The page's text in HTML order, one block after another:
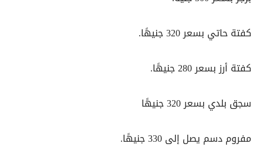
كفتة حاتي بسعر 320 جنيهًا.
كفتة أرز بسعر 280 جنيهًا.
سجق بلدي بسعر 320 جنيهًا
مفروم دسم يصل إلى 330 جنيهًا.